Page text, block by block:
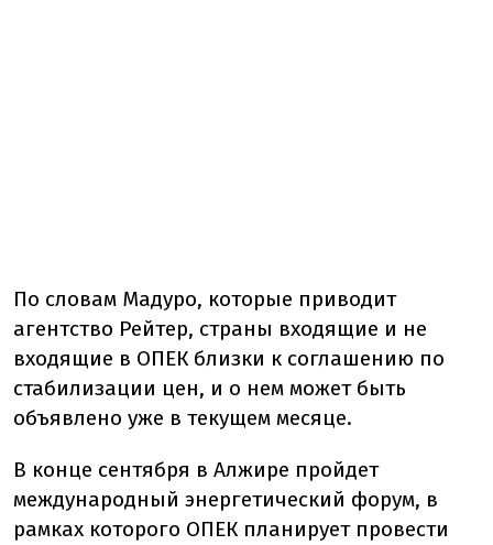
По словам Мадуро, которые приводит
агентство Рейтер, страны входящие и не
входящие в ОПЕК близки к соглашению по
стабилизации цен, и о нем может быть
объявлено уже в текущем месяце.
В конце сентября в Алжире пройдет
международный энергетический форум, в
рамках которого ОПЕК планирует провести